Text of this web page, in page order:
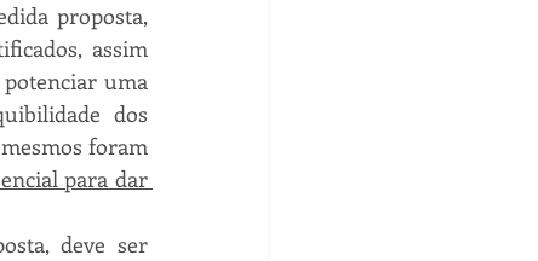
proposta,
assim
uma
dos
foram
para dar
deve ser